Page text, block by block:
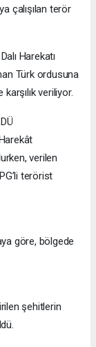
çalışılan terör
Harekatı
Türk ordusuna
veriliyor.
verilen
terörist
göre, bölgede
şehitlerin